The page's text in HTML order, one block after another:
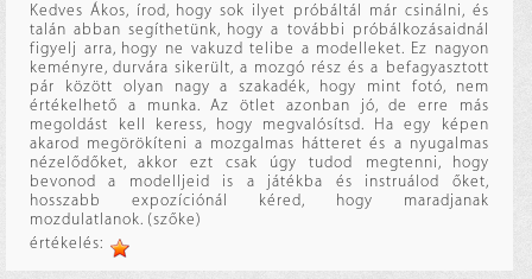
Kedves Ákos, írod, hogy sok ilyet próbáltál már csinálni, és
talán abban segíthetünk, hogy a további próbálkozásaidnál
figyelj arra, hogy ne vakuzd telibe a modelleket. Ez nagyon
keményre, durvára sikerült, a mozgó rész és a befagyasztott
pár között olyan nagy a szakadék, hogy mint fotó, nem
értékelhető a munka. Az ötlet azonban jó, de erre más
megoldást kell keress, hogy megvalósítsd. Ha egy képen
akarod megörökíteni a mozgalmas hátteret és a nyugalmas
nézelődőket, akkor ezt csak úgy tudod megtenni, hogy
bevonod a modelljeid is a játékba és instruálod őket,
hosszabb expozíciónál kéred, hogy maradjanak
mozdulatlanok. (szőke)
értékelés: